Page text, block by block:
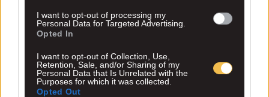
I want to opt-out of processing my
Personal Data for Targeted Advertising.
Opted In
I want to opt-out of Collection, Use,
Retention, Sale, and/or Sharing of my
Personal Data that Is Unrelated with the
Purposes for which it was collected.
Opted Out